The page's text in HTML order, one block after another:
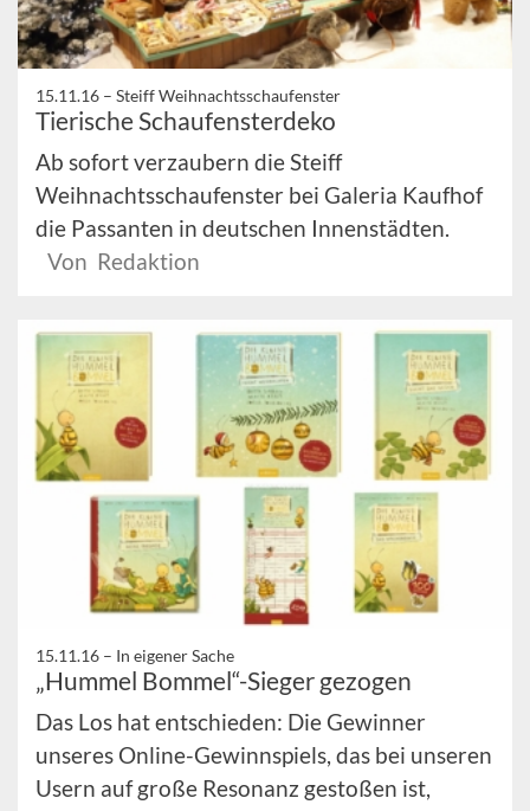
15.11.16 – Steiff Weihnachtsschaufenster
Tierische Schaufensterdeko
Ab sofort verzaubern die Steiff
Weihnachtsschaufenster bei Galeria Kaufhof
die Passanten in deutschen Innenstädten.
Von Redaktion
15.11.16 – In eigener Sache
„Hummel Bommel“-Sieger gezogen
Das Los hat entschieden: Die Gewinner
unseres Online-Gewinnspiels, das bei unseren
Usern auf große Resonanz gestoßen ist,